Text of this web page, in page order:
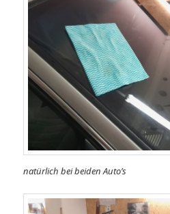
natürlich bei beiden Auto’s